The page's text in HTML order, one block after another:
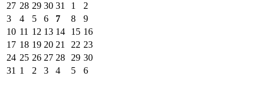
27 28 29 30 31 1
2
3
4 5 6 7 8
9
10 11 12 13 14 15 16
17 18 19 20 21 22 23
24 25 26 27 28 29 30
31 1 2 3 4 5 6